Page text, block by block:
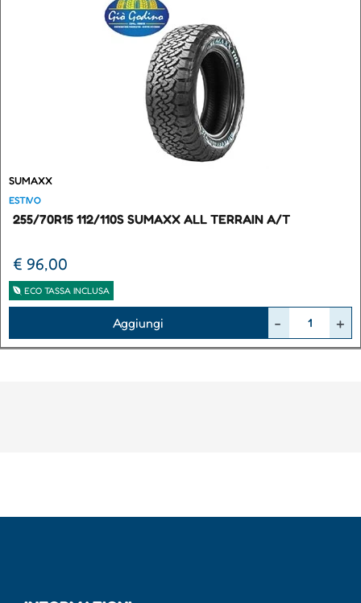
SUMAXX
ESTIVO
255/70R15 112/110S SUMAXX ALL TERRAIN A/T
€ 96,00
ECO TASSA INCLUSA
Aggiungi